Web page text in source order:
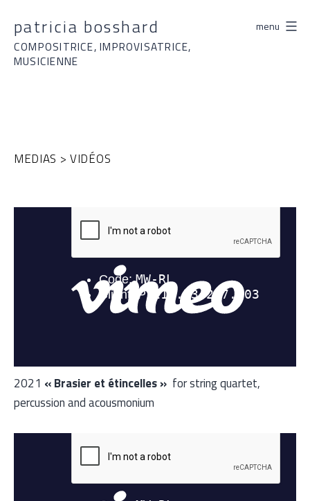
contenu
patricia bosshard
COMPOSITRICE, IMPROVISATRICE,
MUSICIENNE
menu
MEDIAS > VIDÉOS
2021 « Brasier et étincelles » for string quartet,
percussion and acousmonium